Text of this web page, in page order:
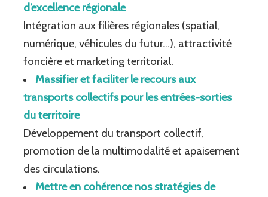
d’excellence régionale
Intégration aux filières régionales (spatial,
numérique, véhicules du futur…), attractivité
foncière et marketing territorial.
Massifier et faciliter le recours aux
transports collectifs pour les entrées-sorties
du territoire
Développement du transport collectif,
promotion de la multimodalité et apaisement
des circulations.
Mettre en cohérence nos stratégies de